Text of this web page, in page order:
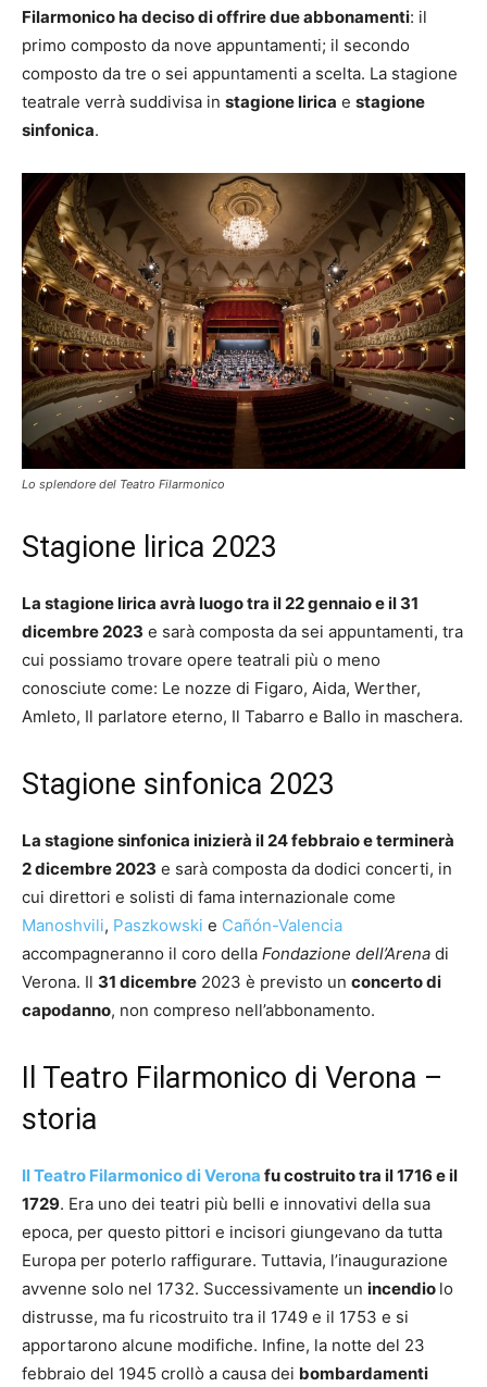
Filarmonico ha deciso di offrire due abbonamenti: il
primo composto da nove appuntamenti; il secondo
composto da tre o sei appuntamenti a scelta. La stagione
teatrale verrà suddivisa in stagione lirica e stagione
sinfonica.
Lo splendore del Teatro Filarmonico
Stagione lirica 2023
La stagione lirica avrà luogo tra il 22 gennaio e il 31
dicembre 2023 e sarà composta da sei appuntamenti, tra
cui possiamo trovare opere teatrali più o meno
conosciute come: Le nozze di Figaro, Aida, Werther,
Amleto, Il parlatore eterno, Il Tabarro e Ballo in maschera.
Stagione sinfonica 2023
La stagione sinfonica inizierà il 24 febbraio e terminerà
2 dicembre 2023 e sarà composta da dodici concerti, in
cui direttori e solisti di fama internazionale come
Manoshvili, Paszkowski e Cañón-Valencia
accompagneranno il coro della Fondazione dell’Arena di
Verona. Il 31 dicembre 2023 è previsto un concerto di
capodanno, non compreso nell’abbonamento.
Il Teatro Filarmonico di Verona –
storia
Il Teatro Filarmonico di Verona fu costruito tra il 1716 e il
1729. Era uno dei teatri più belli e innovativi della sua
epoca, per questo pittori e incisori giungevano da tutta
Europa per poterlo raffigurare. Tuttavia, l’inaugurazione
avvenne solo nel 1732. Successivamente un incendio lo
distrusse, ma fu ricostruito tra il 1749 e il 1753 e si
apportarono alcune modifiche. Infine, la notte del 23
febbraio del 1945 crollò a causa dei bombardamenti